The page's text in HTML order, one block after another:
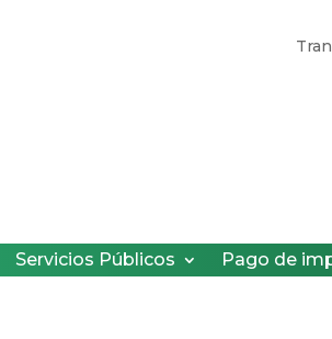
Servicios Públicos Pago de